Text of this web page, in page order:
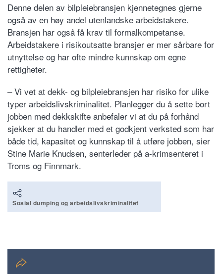
Denne delen av bilpleiebransjen kjennetegnes gjerne
også av en høy andel utenlandske arbeidstakere.
Bransjen har også få krav til formalkompetanse.
Arbeidstakere i risikoutsatte bransjer er mer sårbare for
utnyttelse og har ofte mindre kunnskap om egne
rettigheter.
– Vi vet at dekk- og bilpleiebransjen har risiko for ulike
typer arbeidslivskriminalitet. Planlegger du å sette bort
jobben med dekkskifte anbefaler vi at du på forhånd
sjekker at du handler med et godkjent verksted som har
både tid, kapasitet og kunnskap til å utføre jobben, sier
Stine Marie Knudsen, senterleder på a-krimsenteret i
Troms og Finnmark.
Sosial dumping og arbeidslivskriminalitet